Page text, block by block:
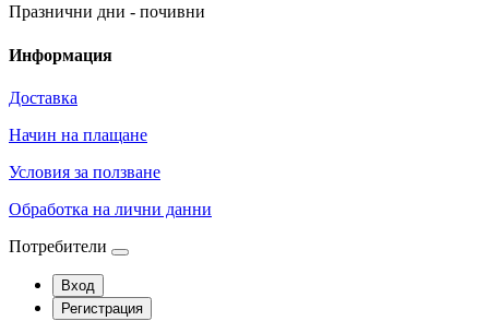
Празнични дни - почивни
Информация
Доставка
Начин на плащане
Условия за ползване
Обработка на лични данни
Потребители
Вход
Регистрация